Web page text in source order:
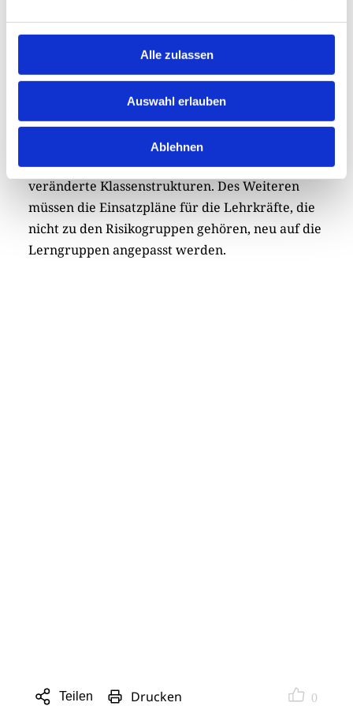
Alle zulassen
Auswahl erlauben
Ablehnen
umzusetzen und einzuhalten. Dazu gehören das
Einhalten des Abstands, erweiterte
Hygienepläne, Desinfektionsmittelspender für
jedes Klassenzimmer, Sicherstellung von
Warmwasser für die Klassen und Toiletten, der
Situation angepasste Schülertransporte,
Mittagessen, erweiterte Notbetreuung und
veränderte Klassenstrukturen. Des Weiteren
müssen die Einsatzpläne für die Lehrkräfte, die
nicht zu den Risikogruppen gehören, neu auf die
Lerngruppen angepasst werden.
Teilen
Sharing Drucken 0